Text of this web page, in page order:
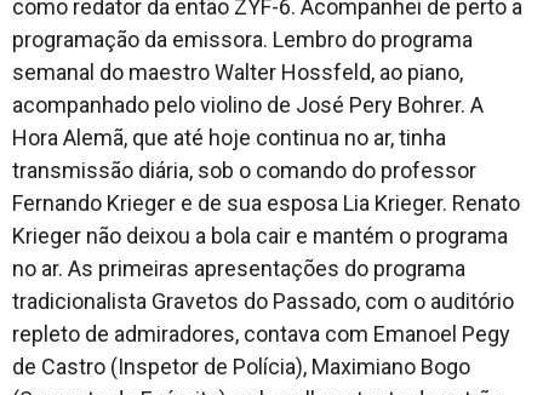
como redator da então ZYF-6. Acompanhei de perto a
programação da emissora. Lembro do programa
semanal do maestro Walter Hossfeld, ao piano,
acompanhado pelo violino de José Pery Bohrer. A
Hora Alemã, que até hoje continua no ar, tinha
transmissão diária, sob o comando do professor
Fernando Krieger e de sua esposa Lia Krieger. Renato
Krieger não deixou a bola cair e mantém o programa
no ar. As primeiras apresentações do programa
tradicionalista Gravetos do Passado, com o auditório
repleto de admiradores, contava com Emanoel Pegy
de Castro (Inspetor de Polícia), Maximiano Bogo